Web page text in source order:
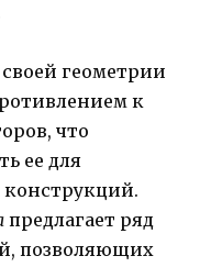
своей геометрии
к
что
ее для
конструкций.
предлагает ряд
позволяющих